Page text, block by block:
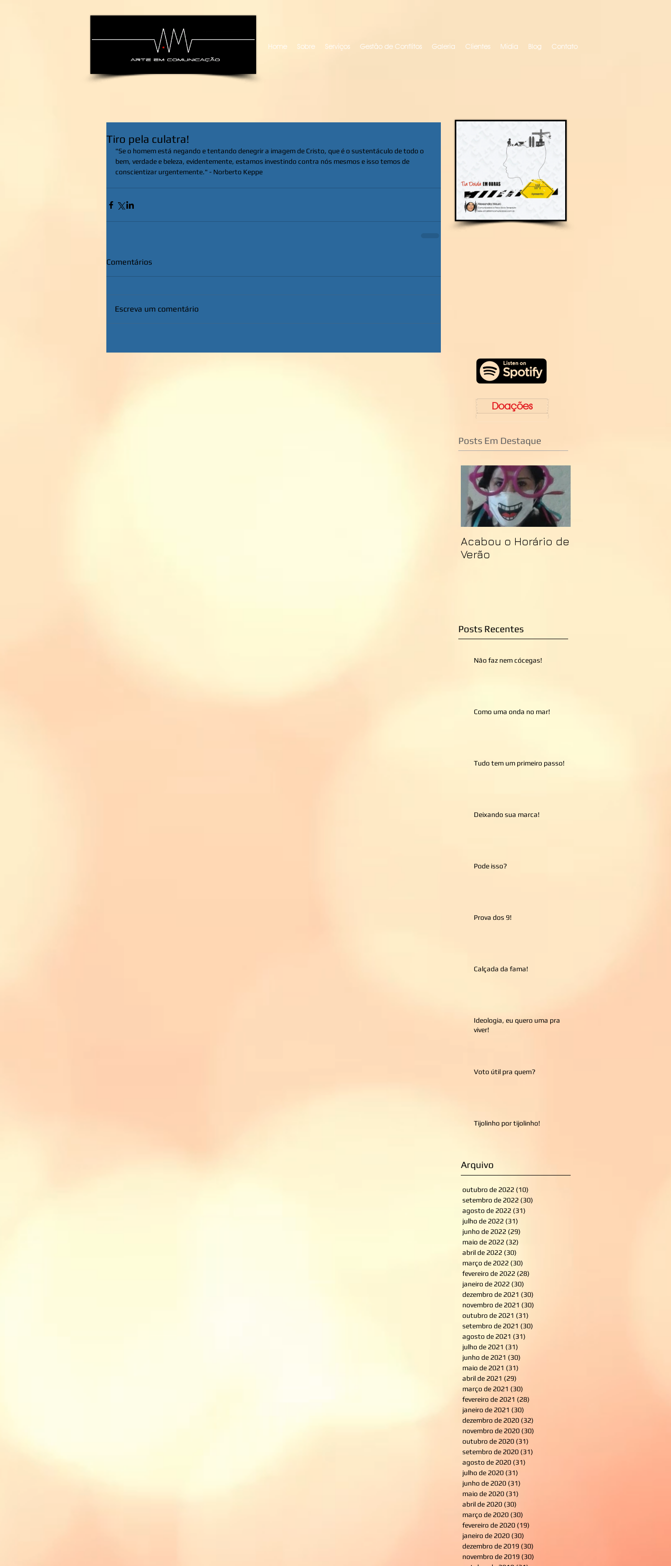
Home Sobre Serviços Gestão de Conflitos Galeria Clientes Mídia Blog Contato
Tiro pela culatra!
"Se o homem está negando e tentando denegrir a imagem de Cristo, que é o sustentáculo de todo o
bem, verdade e beleza, evidentemente, estamos investindo contra nós mesmos e isso temos de
conscientizar urgentemente." - Norberto Keppe
Comentários
Escreva um comentário
Doações
Posts Em Destaque
Acabou o Horário de
Verão
Posts Recentes
Não faz nem cócegas!
Como uma onda no mar!
Tudo tem um primeiro passo!
Deixando sua marca!
Pode isso?
Prova dos 9!
Calçada da fama!
Ideologia, eu quero uma pra
viver!
Voto útil pra quem?
Tijolinho por tijolinho!
Arquivo
outubro de 2022 (10)
setembro de 2022 (30)
agosto de 2022 (31)
julho de 2022 (31)
junho de 2022 (29)
maio de 2022 (32)
abril de 2022 (30)
março de 2022 (30)
fevereiro de 2022 (28)
janeiro de 2022 (30)
dezembro de 2021 (30)
novembro de 2021 (30)
outubro de 2021 (31)
setembro de 2021 (30)
agosto de 2021 (31)
julho de 2021 (31)
junho de 2021 (30)
maio de 2021 (31)
abril de 2021 (29)
março de 2021 (30)
fevereiro de 2021 (28)
janeiro de 2021 (30)
dezembro de 2020 (32)
novembro de 2020 (30)
outubro de 2020 (31)
setembro de 2020 (31)
agosto de 2020 (31)
julho de 2020 (31)
junho de 2020 (31)
maio de 2020 (31)
abril de 2020 (30)
março de 2020 (30)
fevereiro de 2020 (19)
janeiro de 2020 (30)
dezembro de 2019 (30)
novembro de 2019 (30)